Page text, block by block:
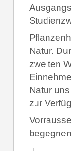
Natur.
zweiten
Natur
zur